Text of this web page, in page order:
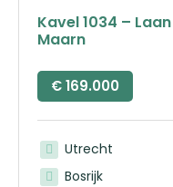
Kavel 1034 –
Maarn
€169.000
Utrecht
Bosrijk